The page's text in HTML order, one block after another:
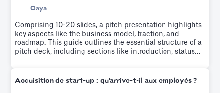
Caya
Comprising 10-20 slides, a pitch presentation highlights
key aspects like the business model, traction, and
roadmap. This guide outlines the essential structure of a
pitch deck, including sections like introduction, status
persuading investors of its profitability, and achieving
Acquisition de start-up : qu'arrive-t-il aux employés ?